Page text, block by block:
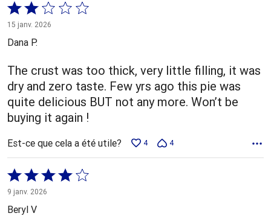
Coté
2 sur
5
15 janv. 2026
Dana P.
The crust was too thick, very little filling, it was
dry and zero taste. Few yrs ago this pie was
quite delicious BUT not any more. Won’t be
buying it again !
Est-ce que cela a été utile? 4 4
Coté
4 sur
5
9 janv. 2026
Beryl V